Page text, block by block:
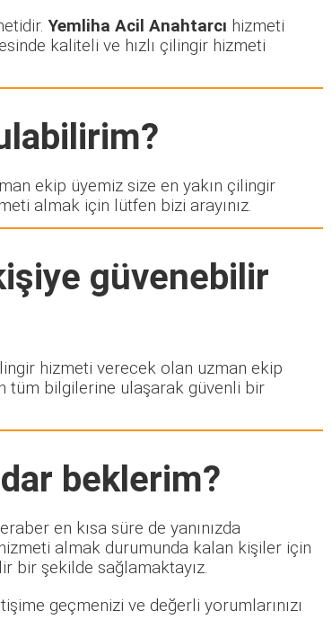
Yemliha Acil Anahtarcı hizmeti
kaliteli ve hızlı çilingir hizmeti
ekip üyemiz size en yakın çilingir
almak için lütfen bizi arayınız.
güvenebilir
hizmeti verecek olan uzman ekip
tüm bilgilerine ulaşarak güvenli bir
beklerim?
en kısa süre de yanınızda
almak durumunda kalan kişiler için
bir şekilde sağlamaktayız.
geçmenizi ve değerli yorumlarınızı